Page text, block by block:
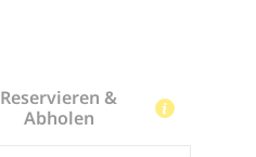
Reservieren &
Abholen